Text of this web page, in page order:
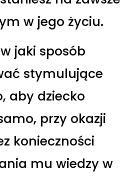
w jego życiu.
jaki sposób
stymulujące
aby dziecko
przy okazji
konieczności
mu wiedzy w